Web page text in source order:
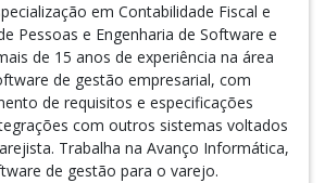
em Contabilidade Fiscal e
Pessoas e Engenharia de Software e
de 15 anos de experiência na área
de gestão empresarial, com
de requisitos e especificações
com outros sistemas voltados
Trabalha na Avanço Informática,
de gestão para o varejo.